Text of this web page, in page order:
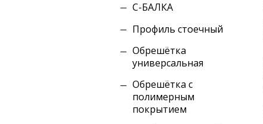
С-БАЛКА
Профиль стоечный
Обрешётка
универсальная
Обрешётка c
полимерным
покрытием